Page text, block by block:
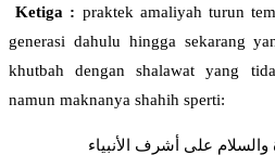
Ketiga : praktek amaliyah turun
generasi dahulu hingga sekarang
khutbah dengan shalawat yang
namun maknanya shahih sperti:
والسلام على أشرف الأنبياء